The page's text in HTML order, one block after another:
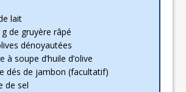
lait
de gruyère râpé
dénoyautées
à soupe d’huile d’olive
dés de jambon (facultatif)
de sel